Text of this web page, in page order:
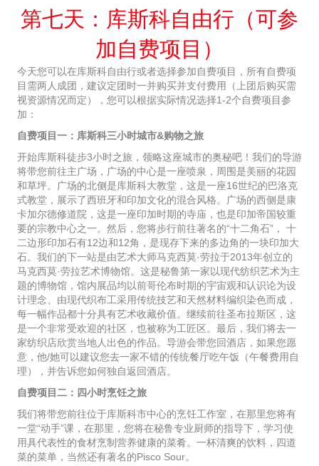
第七天：库斯科自由行（可参
加自费项目）
今天您可以在库斯科自由行或者选择参加自费项目，所有自费项
目需两人成团，建议定团时一并购买并支付费用（上团后购买需
视资源情况而定），您可以根据实际情况选择1-2个自费项目参
加：
自费项目一：库斯科三小时城市&购物之旅
开始库斯科徒步3小时之旅，领略这座城市的奥秘吧！我们的导游
将带您前往主广场，广场的中心是一座喷泉，周围是美丽的花园
和草坪。广场的北侧是库斯科大教堂，这是一座16世纪的巴洛克
式教堂，展示了西班牙和印加文化的混合风格。广场的西侧是康
卡加尔德修道院，这是一座印加时期的寺庙，也是印加帝国较重
要的宗教中心之一。然后，您将步行前往著名的“十二角石”， 十
二边形印加石有12边和12角，是现存下来的多边角的一块印加大
石。我们的下一站是由艺术大师马克西莫·劳拉于2013年创立的
马克西莫·劳拉艺术博物馆。这是秘鲁第一家以现代纺织艺术为主
题的博物馆，馆内展品均以前哥伦布时期的宇宙观和认识论为设
计理念、由现代织布工采用传统技艺和天然材料编织染色而成，
每一幅作品都十分具有艺术收藏价值。继续前往圣布拉斯区，这
是一个非常受欢迎的社区，也被称为工匠区。最后，我们将去一
家纺织店欣赏当地人出色的作品。导游会带您回酒店，如果您愿
意，他/她可以建议您去一家不错的传统餐厅吃午饭（午餐费用自
理），并告诉您如何独自返回酒店。
自费项目二：四小时烹饪之旅
我们将带您前往位于库斯科市中心的烹饪工作室，在那里您将有
一堂“动手”课，在那里，您将在秘鲁专业厨师的指导下，学习使
用具代表性的食材烹制营养健康的菜肴。一杯清爽的饮料，四道
菜的菜单，当然还有著名的Pisco Sour。